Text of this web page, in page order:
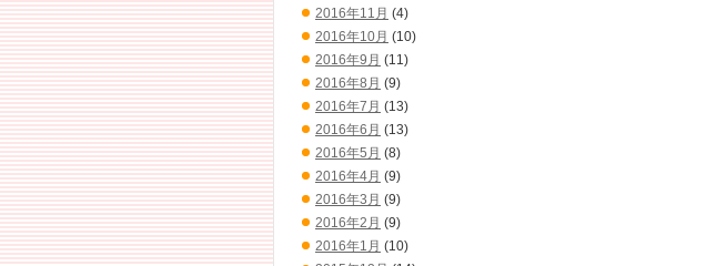
2016年11月 (4)
2016年10月 (10)
2016年9月 (11)
2016年8月 (9)
2016年7月 (13)
2016年6月 (13)
2016年5月 (8)
2016年4月 (9)
2016年3月 (9)
2016年2月 (9)
2016年1月 (10)